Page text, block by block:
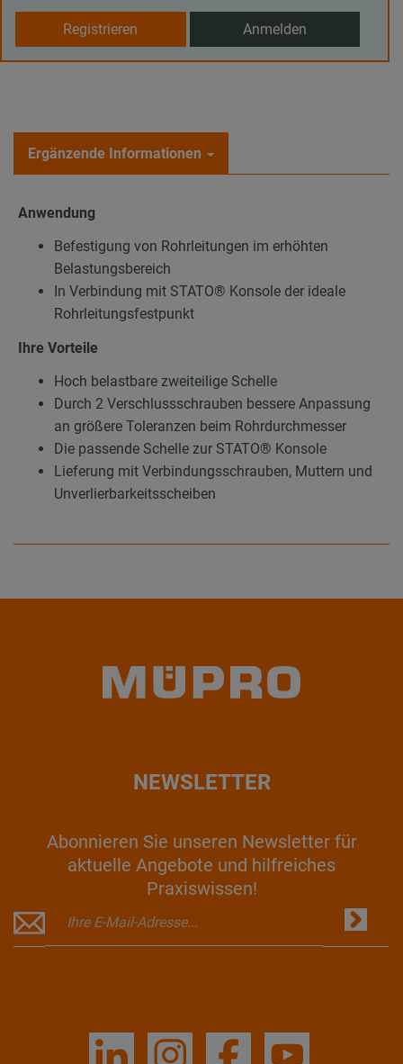
Registrieren Anmelden
Ergänzende Informationen
Anwendung
Befestigung von Rohrleitungen im erhöhten
Belastungsbereich
In Verbindung mit STATO® Konsole der ideale
Rohrleitungsfestpunkt
Ihre Vorteile
Hoch belastbare zweiteilige Schelle
Durch 2 Verschlussschrauben bessere Anpassung
an größere Toleranzen beim Rohrdurchmesser
Die passende Schelle zur STATO® Konsole
Lieferung mit Verbindungsschrauben, Muttern und
Unverlierbarkeitsscheiben
NEWSLETTER
Abonnieren Sie unseren Newsletter für
aktuelle Angebote und hilfreiches
Praxiswissen!